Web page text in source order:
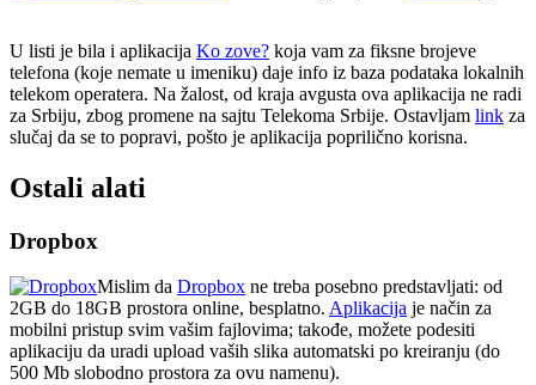
U listi je bila i aplikacija Ko zove? koja vam za fiksne brojeve
telefona (koje nemate u imeniku) daje info iz baza podataka lokalnih
telekom operatera. Na žalost, od kraja avgusta ova aplikacija ne radi
za Srbiju, zbog promene na sajtu Telekoma Srbije. Ostavljam link za
slučaj da se to popravi, pošto je aplikacija poprilično korisna.
Ostali alati
Dropbox
Mislim da Dropbox ne treba posebno predstavljati: od
2GB do 18GB prostora online, besplatno. Aplikacija je način za
mobilni pristup svim vašim fajlovima; takođe, možete podesiti
aplikaciju da uradi upload vaših slika automatski po kreiranju (do
500 Mb slobodno prostora za ovu namenu).